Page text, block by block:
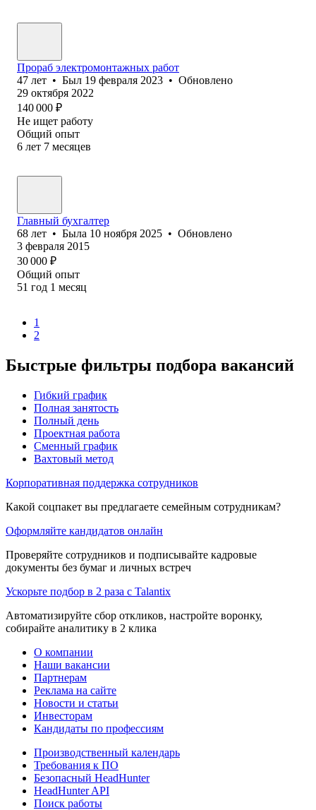
Прораб электромонтажных работ
47 лет • Был 19 февраля 2023 • Обновлено
29 октября 2022
140 000 ₽
Не ищет работу
Общий опыт
6 лет 7 месяцев
Главный бухгалтер
68 лет • Была 10 ноября 2025 • Обновлено
3 февраля 2015
30 000 ₽
Общий опыт
51 год 1 месяц
1
2
Быстрые фильтры подбора вакансий
Гибкий график
Полная занятость
Полный день
Проектная работа
Сменный график
Вахтовый метод
Корпоративная поддержка сотрудников
Какой соцпакет вы предлагаете семейным сотрудникам?
Оформляйте кандидатов онлайн
Проверяйте сотрудников и подписывайте кадровые
документы без бумаг и личных встреч
Ускорьте подбор в 2 раза с Talantix
Автоматизируйте сбор откликов, настройте воронку,
собирайте аналитику в 2 клика
О компании
Наши вакансии
Партнерам
Реклама на сайте
Новости и статьи
Инвесторам
Кандидаты по профессиям
Производственный календарь
Требования к ПО
Безопасный HeadHunter
HeadHunter API
Поиск работы